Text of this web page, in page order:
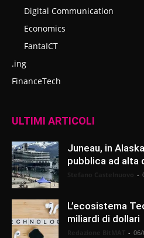
Digital Communication
Economics
FantaICT
.ing
FinanceTech
ULTIMI ARTICOLI
Juneau, in
pubblica ad alta
-
L’ecosistema
miliardi di dollari
- 06/